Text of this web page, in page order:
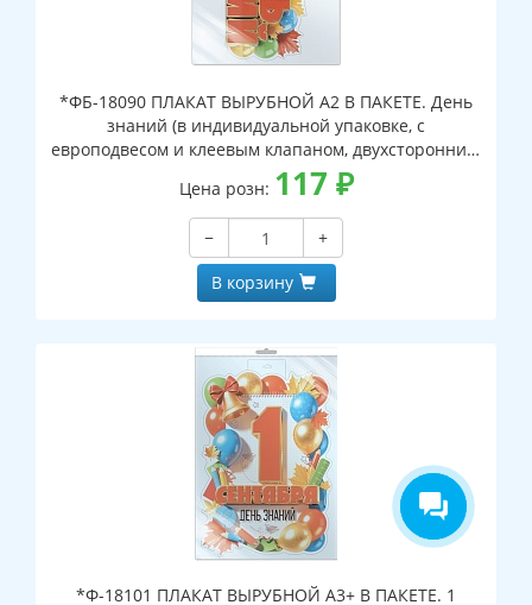
*ФБ-18090 ПЛАКАТ ВЫРУБНОЙ А2 В ПАКЕТЕ. День
знаний (в индивидуальной упаковке, с
европодвесом и клеевым клапаном, двухсторонний,
ВД-лак)
Цена розн: 117 ₽
−
+
В корзину
*Ф-18101 ПЛАКАТ ВЫРУБНОЙ А3+ В ПАКЕТЕ. 1